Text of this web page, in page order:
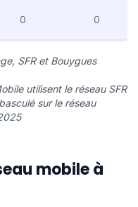
0 0
SFR et Bouygues
utilisent le réseau SFR
sur le réseau
mobile à